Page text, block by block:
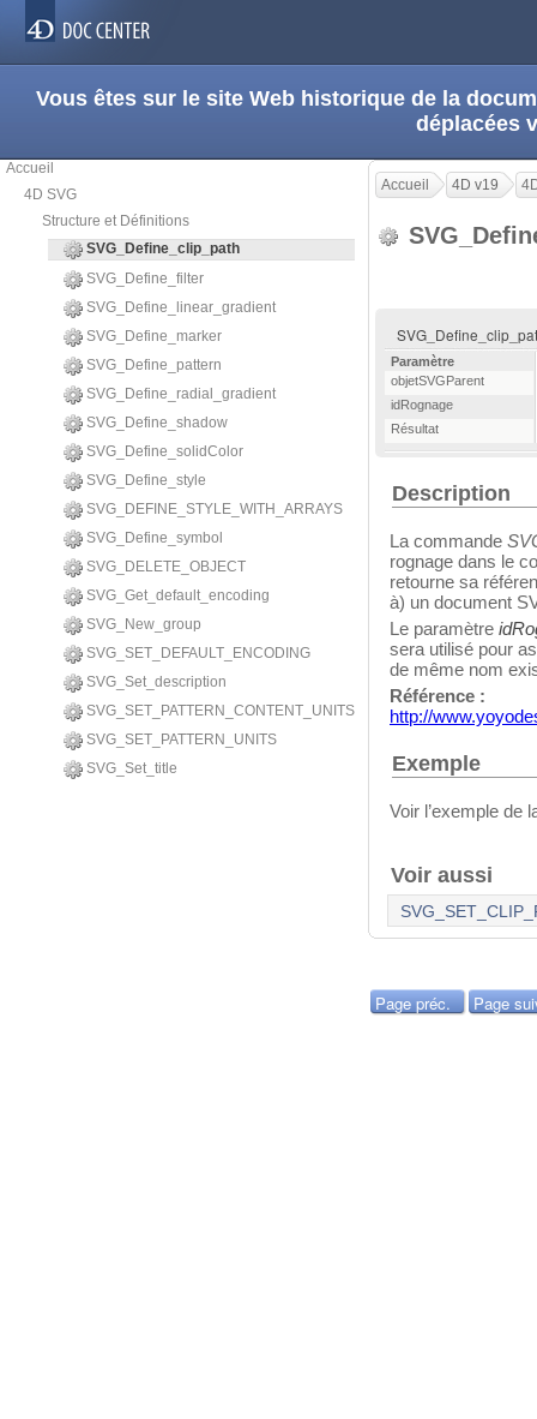
Vous êtes sur le site Web historique de la
déplacées
Accueil
4D SVG
Structure et Définitions
SVG_Define_clip_path
SVG_Define_filter
SVG_Define_linear_gradient
SVG_Define_marker
SVG_Define_pattern
SVG_Define_radial_gradient
SVG_Define_shadow
SVG_Define_solidColor
SVG_Define_style
SVG_DEFINE_STYLE_WITH_ARRAYS
SVG_Define_symbol
SVG_DELETE_OBJECT
SVG_Get_default_encoding
SVG_New_group
SVG_SET_DEFAULT_ENCODING
SVG_Set_description
SVG_SET_PATTERN_CONTENT_UNITS
SVG_SET_PATTERN_UNITS
SVG_Set_title
Accueil 4D v19
Paramètre
objetSVGParent
idRognage
Résultat
Description
La commande
rognage dans le
retourne sa
à) un document
Le paramètre
sera utilisé pour
de même nom
Référence :
http://
Exemple
Voir l’exemple de
Voir aussi
Page préc. Page